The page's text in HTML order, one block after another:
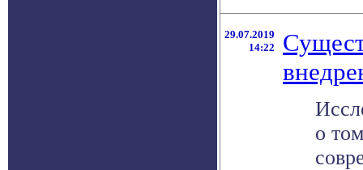
29.07.2019
14:22
о